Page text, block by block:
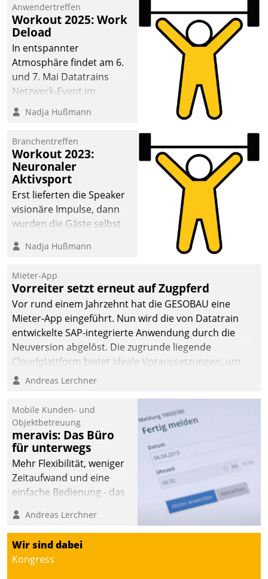
Anwendertreffen
Workout 2025: Work
Deload
In entspannter
Atmosphäre findet am 6.
und 7. Mai Datatrains
Netzwerk-Event im
Kunden- und Partnerkreis
statt. Zentrale Frage: Wie
Mammutprojekte
meistern und Workloads
wuppen – bei zunehmend
anspruchsvollen
Aufgaben und
abnehmendem
Nadja Hußmann
Branchentreffen
Workout 2023:
Neuronaler
Aktivsport
Erst lieferten die Speaker
visionäre Impulse, dann
wurden die Gäste selbst
methodisch
Quartier. Dazwischen
zeigte Datatrain, was es
Neues zu bieten hat.
Nadja Hußmann
Mieter-App
Vorreiter setzt erneut auf Zugpferd
Vor rund einem Jahrzehnt hat die GESOBAU eine
Mieter-App eingeführt. Nun wird die von Datatrain
entwickelte SAP-integrierte Anwendung durch die
Neuversion abgelöst. Die zugrunde liegende
Cloudplattform bietet ideale Voraussetzungen, um
die Funktionalität der App zu erweitern und weitere
integrieren.
Andreas Lerchner
Mobile Kunden- und
Objektbetreuung
meravis: Das Büro
für unterwegs
Mehr Flexibilität, weniger
Zeitaufwand und eine
einfache Bedienung - das
Cockpit für mobile
Mitarbeiter von
Datatrain. Die meravis
Wohnungsbau- und
Andreas Lerchner
Wir sind dabei
Kongress